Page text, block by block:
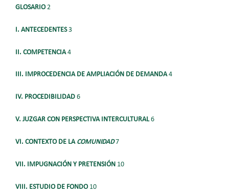
GLOSARIO2
I. ANTECEDENTES3
II. COMPETENCIA4
III. IMPROCEDENCIA DE AMPLIACIÓN DE DEMANDA4
IV. PROCEDIBILIDAD 6
V. JUZGAR CON PERSPECTIVA INTERCULTURAL6
VI. CONTEXTO DE LA COMUNIDAD7
VII. IMPUGNACIÓN Y PRETENSIÓN 10
VIII. ESTUDIO DE FONDO10